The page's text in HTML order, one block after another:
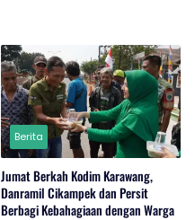
Berita
Jumat Berkah Kodim Karawang,
Danramil Cikampek dan Persit
Berbagi Kebahagiaan dengan Warga